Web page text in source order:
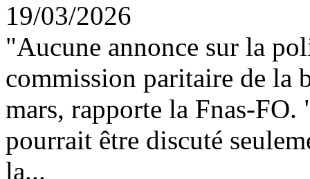
19/03/2026
"Aucune annonce sur la
commission paritaire de la
mars, rapporte la Fnas-
pourrait être discuté
la...